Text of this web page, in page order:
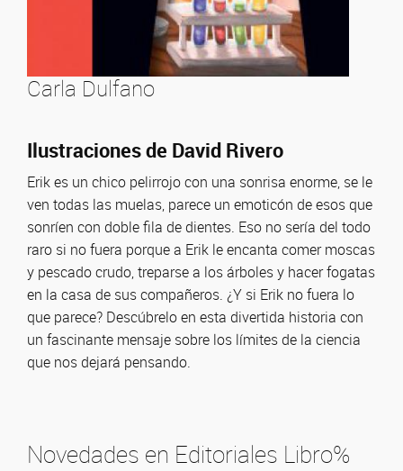
Carla Dulfano
Ilustraciones de David Rivero
Erik es un chico pelirrojo con una sonrisa enorme, se le
ven todas las muelas, parece un emoticón de esos que
sonríen con doble fila de dientes. Eso no sería del todo
raro si no fuera porque a Erik le encanta comer moscas
y pescado crudo, treparse a los árboles y hacer fogatas
en la casa de sus compañeros. ¿Y si Erik no fuera lo
que parece? Descúbrelo en esta divertida historia con
un fascinante mensaje sobre los límites de la ciencia
que nos dejará pensando.
Novedades en Editoriales Libro%